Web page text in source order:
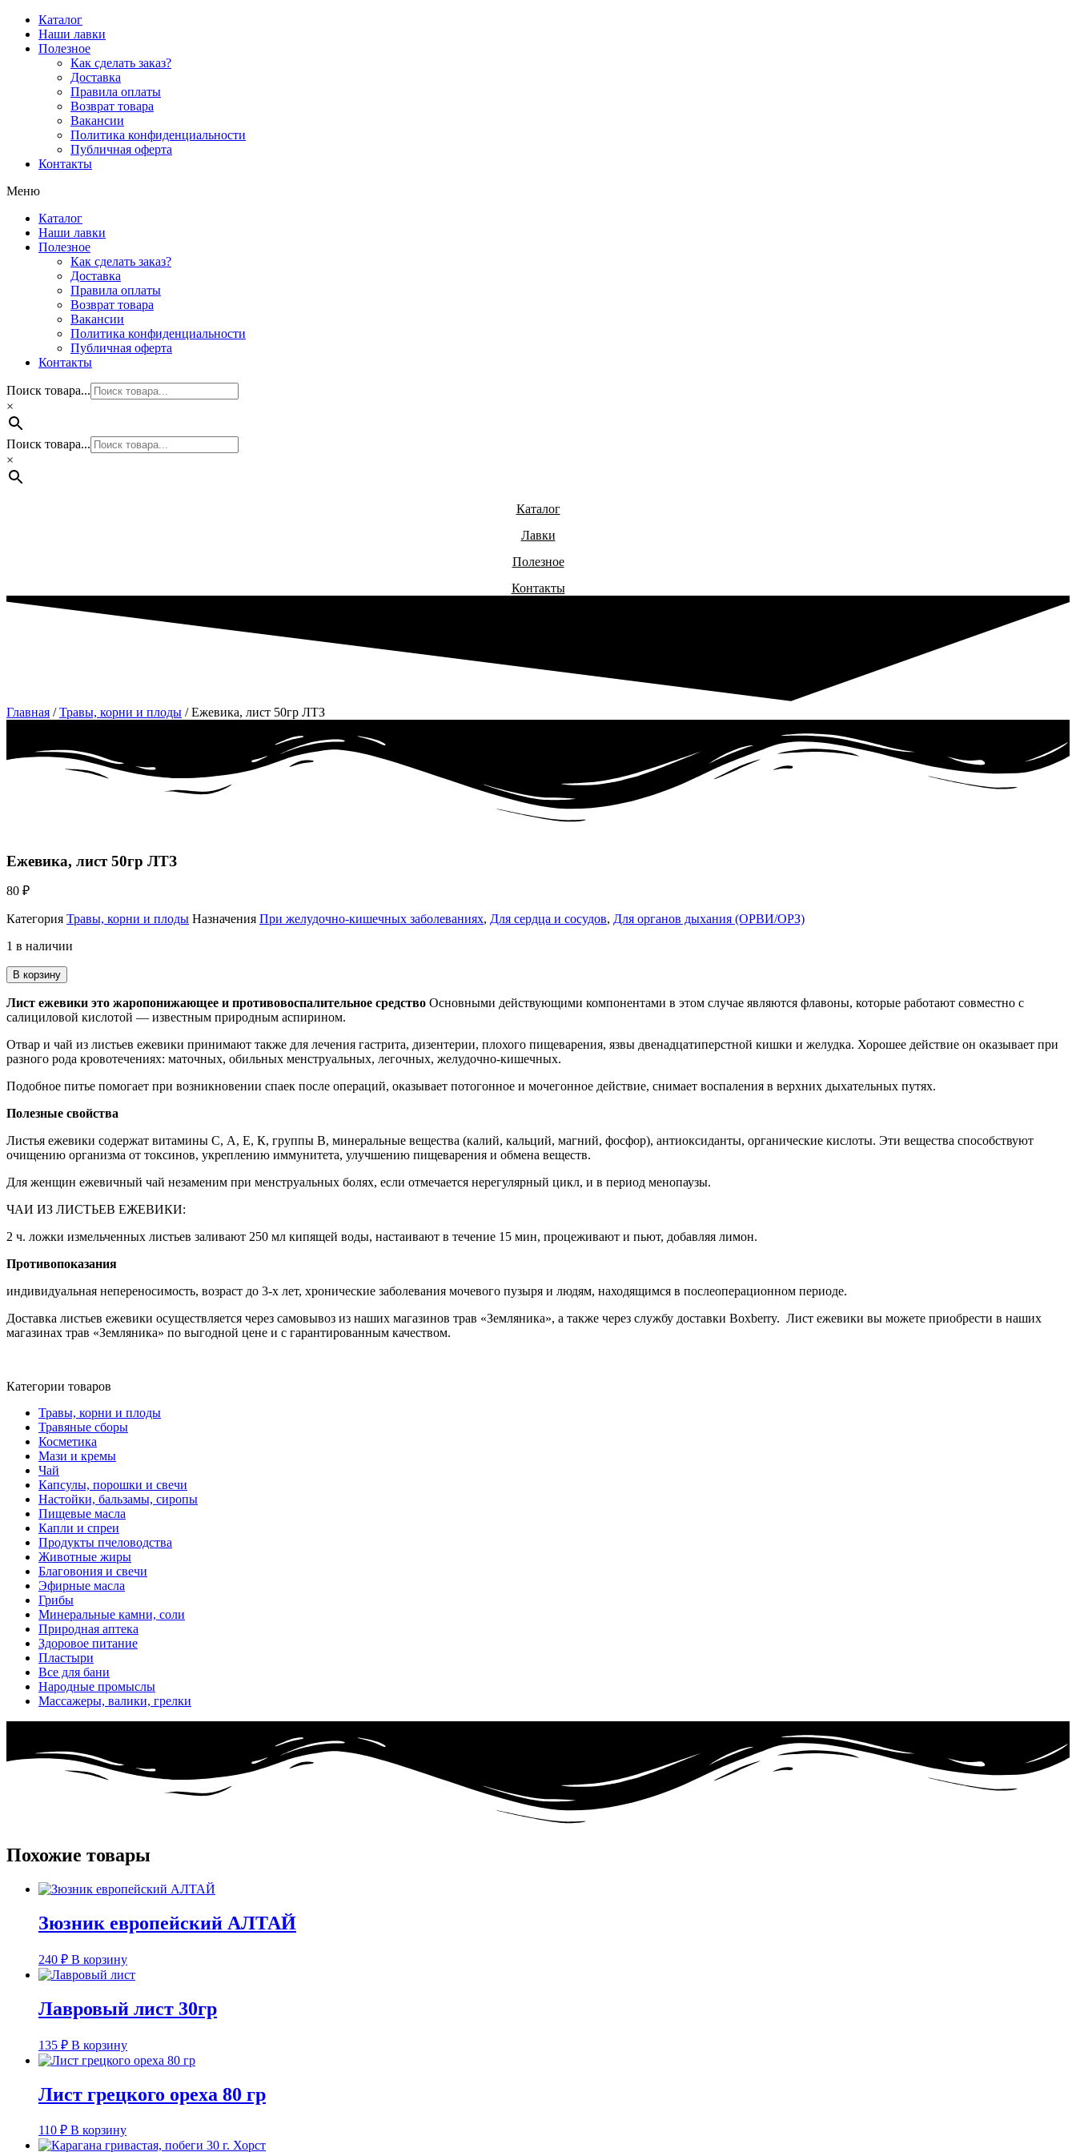
Перейти
содержимому
Каталог
Наши лавки
Полезное
Как сделать заказ?
Доставка
Правила оплаты
Возврат товара
Вакансии
Политика конфиденциальности
Публичная оферта
Контакты
Меню
Каталог
Наши лавки
Полезное
Как сделать заказ?
Доставка
Правила оплаты
Возврат товара
Вакансии
Политика конфиденциальности
Публичная оферта
Контакты
Поиск товара...
×
Поиск товара...
×
Каталог
Лавки
Полезное
Контакты
Главная /Травы, корни и плоды / Ежевика, лист 50гр ЛТЗ
Ежевика, лист 50гр ЛТЗ
80 ₽
Категория Травы, корни и плоды Назначения При желудочно-кишечных заболеваниях, Для сердца и сосудов, Для органов дыхания (ОРВИ/ОРЗ)
1 в наличии
В корзину
Лист ежевики это жаропонижающее и противовоспалительное средство Основными действующими компонентами в этом случае являются флавоны, которые работают совместно с
салициловой кислотой — известным природным аспирином.
Отвар и чай из листьев ежевики принимают также для лечения гастрита, дизентерии, плохого пищеварения, язвы двенадцатиперстной кишки и желудка. Хорошее действие он оказывает при
разного рода кровотечениях: маточных, обильных менструальных, легочных, желудочно-кишечных.
Подобное питье помогает при возникновении спаек после операций, оказывает потогонное и мочегонное действие, снимает воспаления в верхних дыхательных путях.
Полезные свойства
Листья ежевики содержат витамины С, А, Е, К, группы В, минеральные вещества (калий, кальций, магний, фосфор), антиоксиданты, органические кислоты. Эти вещества способствуют
очищению организма от токсинов, укреплению иммунитета, улучшению пищеварения и обмена веществ.
Для женщин ежевичный чай незаменим при менструальных болях, если отмечается нерегулярный цикл, и в период менопаузы.
ЧАИ ИЗ ЛИСТЬЕВ ЕЖЕВИКИ:
2 ч. ложки измельченных листьев заливают 250 мл кипящей воды, настаивают в течение 15 мин, процеживают и пьют, добавляя лимон.
Противопоказания
индивидуальная непереносимость, возраст до 3-х лет, хронические заболевания мочевого пузыря и людям, находящимся в послеоперационном периоде.
Доставка листьев ежевики осуществляется через самовывоз из наших магазинов трав «Земляника», а также через службу доставки Boxberry. Лист ежевики вы можете приобрести в наших
магазинах трав «Земляника» по выгодной цене и с гарантированным качеством.
Категории товаров
Травы, корни и плоды
Травяные сборы
Косметика
Мази и кремы
Чай
Капсулы, порошки и свечи
Настойки, бальзамы, сиропы
Пищевые масла
Капли и спреи
Продукты пчеловодства
Животные жиры
Благовония и свечи
Эфирные масла
Грибы
Минеральные камни, соли
Природная аптека
Здоровое питание
Пластыри
Все для бани
Народные промыслы
Массажеры, валики, грелки​
Похожие товары
Зюзник европейский АЛТАЙ
240 ₽ В корзину
Лавровый лист 30гр
135 ₽ В корзину
Лист грецкого ореха 80 гр
110 ₽ В корзину